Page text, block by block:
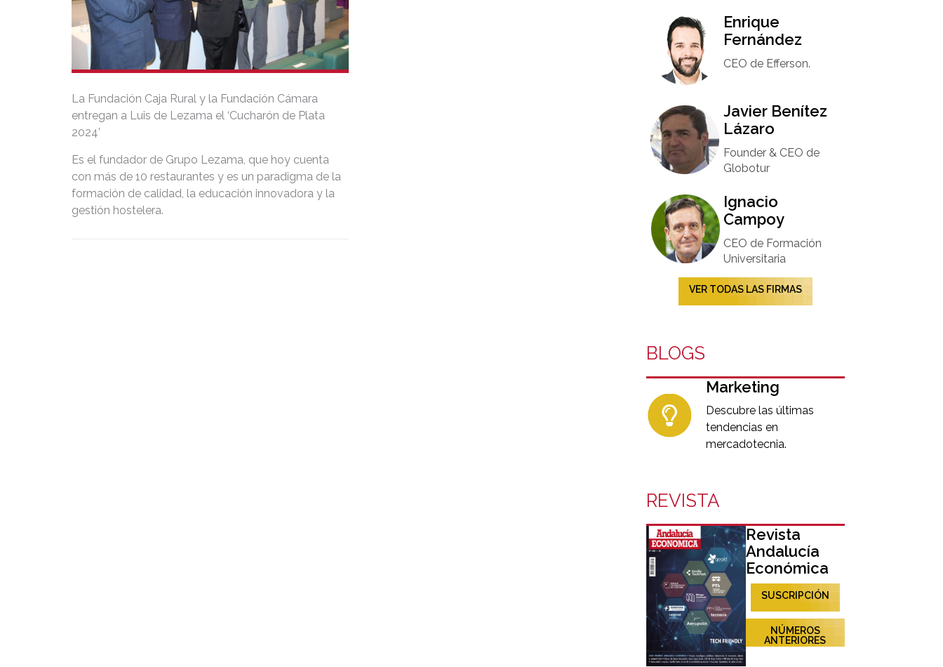
La Fundación Caja Rural y la Fundación Cámara
entregan a Luis de Lezama el ‘Cucharón de Plata
2024’
Es el fundador de Grupo Lezama, que hoy cuenta
con más de 10 restaurantes y es un paradigma de la
formación de calidad, la educación innovadora y la
gestión hostelera.
Enrique
Fernández
CEO de Efferson.
Javier Benítez
Lázaro
Founder & CEO de
Globotur​
Ignacio
Campoy​
CEO de Formación
Universitaria​
VER TODAS LAS FIRMAS
BLOGS
Marketing
Descubre las últimas
tendencias en
mercadotecnia.
REVISTA
Revista
Andalucía
Económica
SUSCRIPCIÓN
NÚMEROS
ANTERIORES